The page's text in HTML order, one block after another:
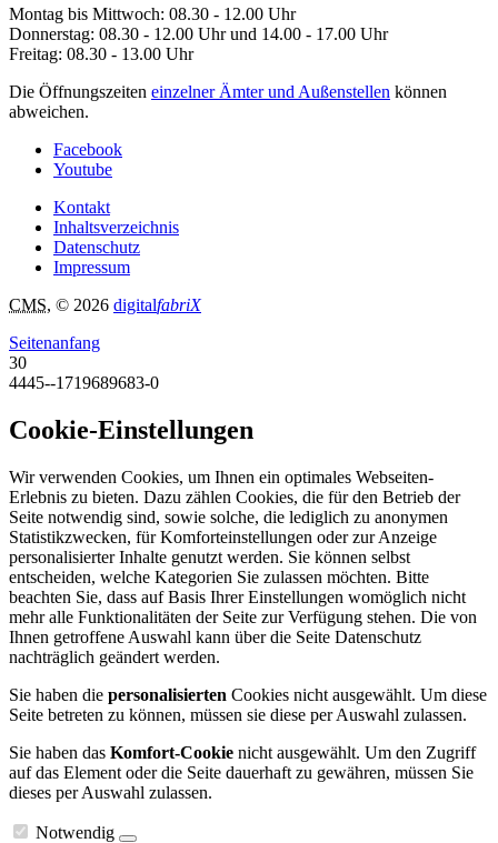
Montag bis Mittwoch: 08.30 - 12.00 Uhr
Donnerstag: 08.30 - 12.00 Uhr und 14.00 - 17.00 Uhr
Freitag: 08.30 - 13.00 Uhr
Die Öffnungszeiten einzelner Ämter und Außenstellen können
abweichen.
Facebook
Youtube
Kontakt
Inhaltsverzeichnis
Datenschutz
Impressum
CMS, © 2026 digitalfabriX
Seitenanfang
30
4445--1719689683-0
Cookie-Einstellungen
Wir verwenden Cookies, um Ihnen ein optimales Webseiten-
Erlebnis zu bieten. Dazu zählen Cookies, die für den Betrieb der
Seite notwendig sind, sowie solche, die lediglich zu anonymen
Statistikzwecken, für Komforteinstellungen oder zur Anzeige
personalisierter Inhalte genutzt werden. Sie können selbst
entscheiden, welche Kategorien Sie zulassen möchten. Bitte
beachten Sie, dass auf Basis Ihrer Einstellungen womöglich nicht
mehr alle Funktionalitäten der Seite zur Verfügung stehen. Die von
Ihnen getroffene Auswahl kann über die Seite Datenschutz
nachträglich geändert werden.
Sie haben die personalisierten Cookies nicht ausgewählt. Um diese
Seite betreten zu können, müssen sie diese per Auswahl zulassen.
Sie haben das Komfort-Cookie nicht ausgewählt. Um den Zugriff
auf das Element oder die Seite dauerhaft zu gewähren, müssen Sie
dieses per Auswahl zulassen.
Notwendig